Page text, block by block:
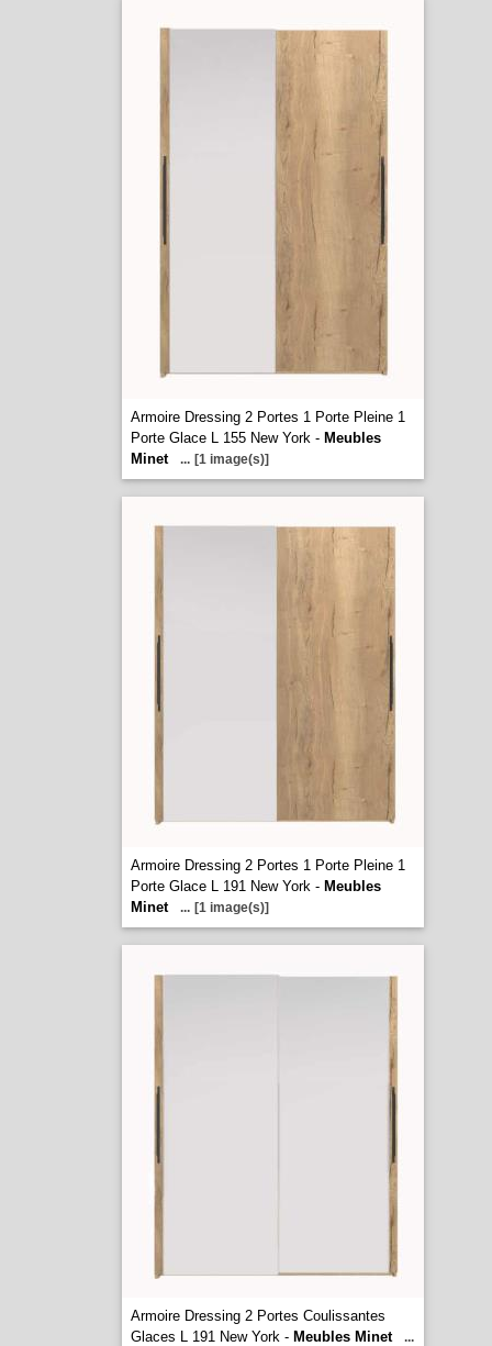
Armoire Dressing 2 Portes 1 Porte Pleine 1
Porte Glace L 155 New York - Meubles
Minet
... [1 image(s)]
Armoire Dressing 2 Portes 1 Porte Pleine 1
Porte Glace L 191 New York - Meubles
Minet
... [1 image(s)]
Armoire Dressing 2 Portes Coulissantes
Glaces L 191 New York - Meubles Minet ...